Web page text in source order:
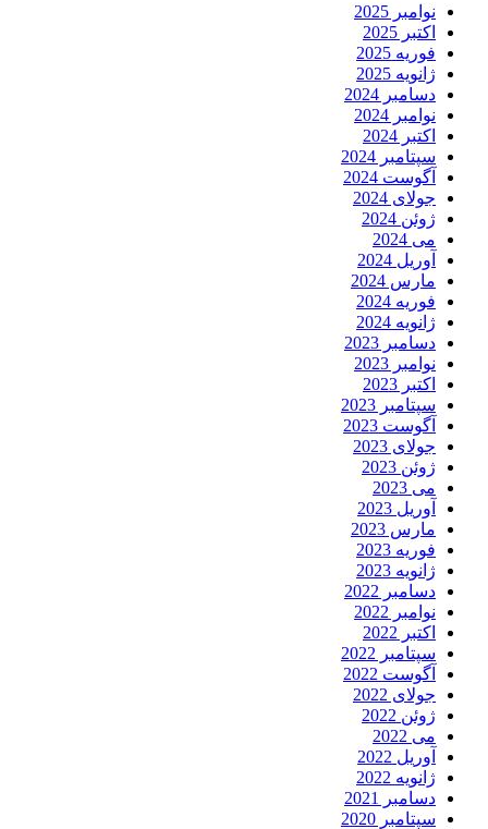
نوامبر 2025
اکتبر 2025
فوریه 2025
ژانویه 2025
دسامبر 2024
نوامبر 2024
اکتبر 2024
سپتامبر 2024
آگوست 2024
جولای 2024
ژوئن 2024
می 2024
آوریل 2024
مارس 2024
فوریه 2024
ژانویه 2024
دسامبر 2023
نوامبر 2023
اکتبر 2023
سپتامبر 2023
آگوست 2023
جولای 2023
ژوئن 2023
می 2023
آوریل 2023
مارس 2023
فوریه 2023
ژانویه 2023
دسامبر 2022
نوامبر 2022
اکتبر 2022
سپتامبر 2022
آگوست 2022
جولای 2022
ژوئن 2022
می 2022
آوریل 2022
ژانویه 2022
دسامبر 2021
سپتامبر 2020